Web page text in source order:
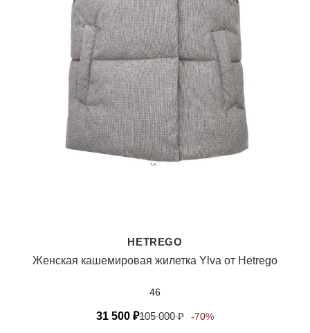
HETREGO
Женская кашемировая жилетка Ylva от Hetrego
46
31 500 ₽105 000₽ -70%